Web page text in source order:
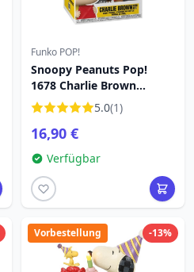
Funko POP!
Snoopy Peanuts Pop!
1678 Charlie Brown
Drachen
5.0(1)
16,90 €
Verfügbar
-13%
Vorbestellung